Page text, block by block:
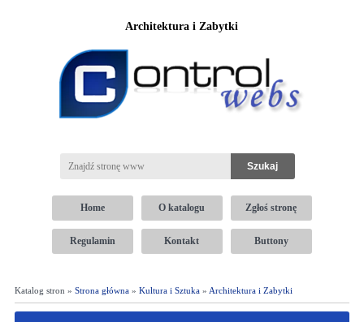
Architektura i Zabytki
Home O katalogu Zgłoś stronę
Regulamin Kontakt Buttony
Katalog stron » Strona główna» Kultura i Sztuka» Architektura i Zabytki